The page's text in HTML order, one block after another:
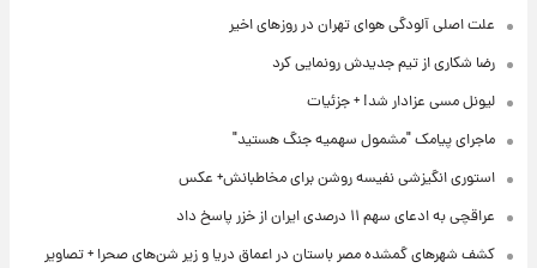
علت اصلی آلودگی هوای تهران در روزهای اخیر
رضا شکاری از تیم جدیدش رونمایی کرد
لیونل مسی عزادار شد! + جزئیات
ماجرای پیامک "مشمول سهمیه جنگ هستید"
استوری انگیزشی نفیسه روشن برای مخاطبانش+ عکس
عراقچی به ادعای سهم ۱۱ درصدی ایران از خزر پاسخ داد
کشف شهرهای گمشده مصر باستان در اعماق دریا و زیر شن‌های صحرا + تصاویر